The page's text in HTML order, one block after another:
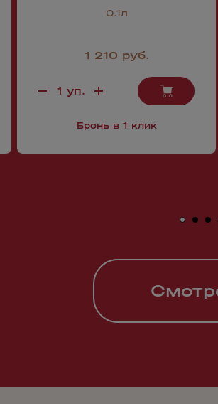
0.1л
1 210 руб.
Бронь в 1 клик